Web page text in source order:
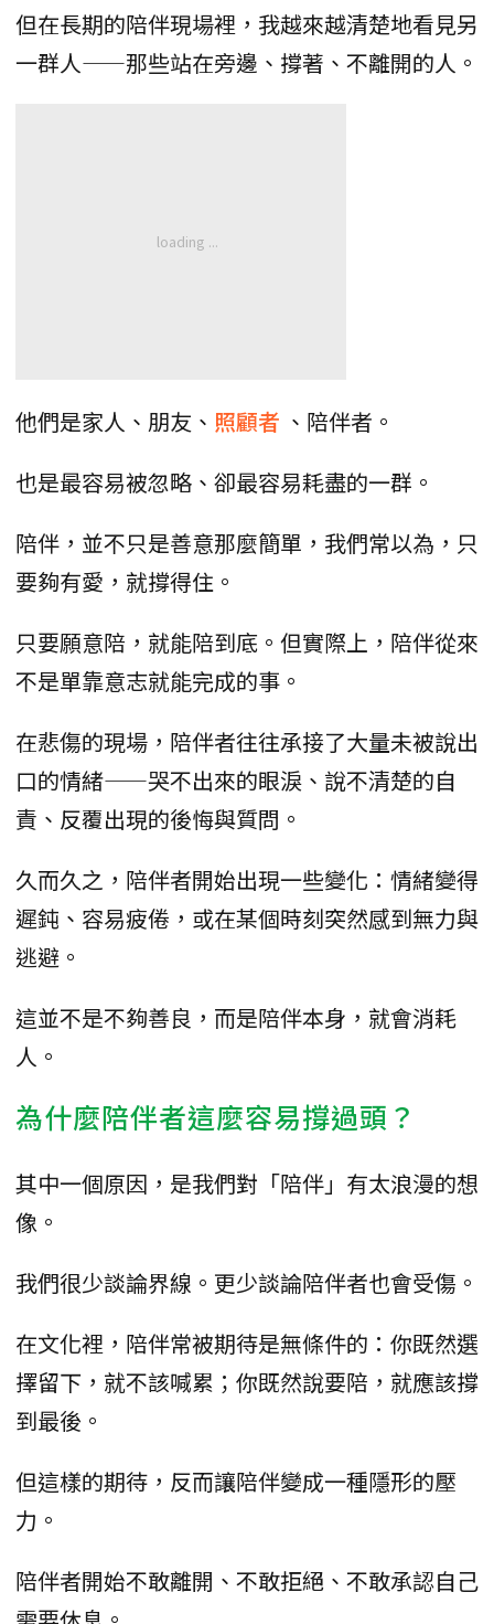
但在長期的陪伴現場裡，我越來越清楚地看見另
一群人——那些站在旁邊、撐著、不離開的人。
他們是家人、朋友、 照顧者 、陪伴者。
也是最容易被忽略、卻最容易耗盡的一群。
陪伴，並不只是善意那麼簡單，我們常以為，只
要夠有愛，就撐得住。
只要願意陪，就能陪到底。但實際上，陪伴從來
不是單靠意志就能完成的事。
在悲傷的現場，陪伴者往往承接了大量未被說出
口的情緒——哭不出來的眼淚、說不清楚的自
責、反覆出現的後悔與質問。
久而久之，陪伴者開始出現一些變化：情緒變得
遲鈍、容易疲倦，或在某個時刻突然感到無力與
逃避。
這並不是不夠善良，而是陪伴本身，就會消耗
人。
為什麼陪伴者這麼容易撐過頭？
其中一個原因，是我們對「陪伴」有太浪漫的想
像。
我們很少談論界線。更少談論陪伴者也會受傷。
在文化裡，陪伴常被期待是無條件的：你既然選
擇留下，就不該喊累；你既然說要陪，就應該撐
到最後。
但這樣的期待，反而讓陪伴變成一種隱形的壓
力。
陪伴者開始不敢離開、不敢拒絕、不敢承認自己